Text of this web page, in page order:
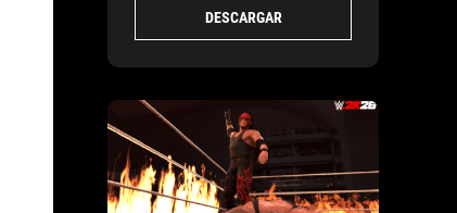
DESCARGAR